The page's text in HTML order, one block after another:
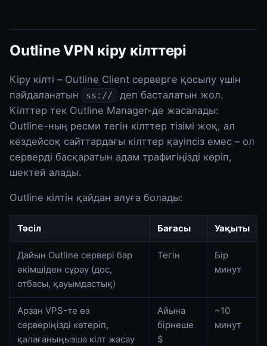
Outline VPN кіру кілттері
Кіру кілті – Outline Client серверге қосылу үшін
пайдаланатын
ss://
деп басталатын жол.
Кілттер тек Outline Manager-де жасалады:
Outline-ның ресми тегін кілттер тізімі жоқ, ал
кездейсоқ сайттардағы кілттер қауіпсіз емес – ол
серверді басқаратын адам трафигіңізді көріп,
шектей алады.
Outline кілтін қайдан алуға болады:
Тәсіл Бағасы Уақыты
Дайын Outline сервері бар
әкімшіден сұрау (дос,
отбасы, қауымдастық)
Тегін
Бір
минут
Арзан VPS-те өз
серверіңізді көтеріп,
қалағаныңызша кілт жасау
Айына
бірнеше
$
~10
минут